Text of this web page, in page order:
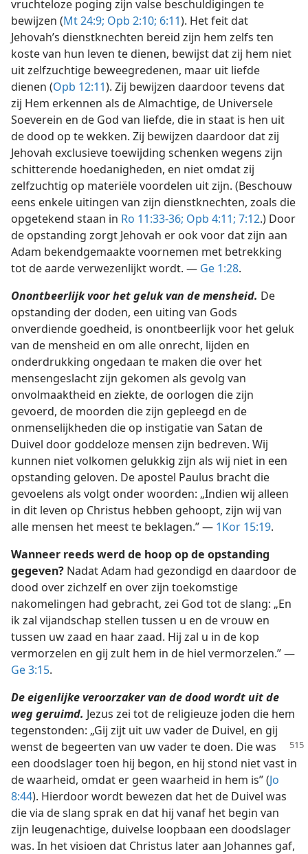
vruchteloze poging zijn valse beschuldigingen te
bewijzen (Mt 24:9; Opb 2:10; 6:11). Het feit dat
Jehovah’s dienstknechten bereid zijn hem zelfs ten
koste van hun leven te dienen, bewijst dat zij hem niet
uit zelfzuchtige beweegredenen, maar uit liefde
dienen (Opb 12:11). Zij bewijzen daardoor tevens dat
zij Hem erkennen als de Almachtige, de Universele
Soeverein en de God van liefde, die in staat is hen uit
de dood op te wekken. Zij bewijzen daardoor dat zij
Jehovah exclusieve toewijding schenken wegens zijn
schitterende hoedanigheden, en niet omdat zij
zelfzuchtig op materiële voordelen uit zijn. (Beschouw
eens enkele uitingen van zijn dienstknechten, zoals die
opgetekend staan in Ro 11:33-36; Opb 4:11; 7:12.) Door
de opstanding zorgt Jehovah er ook voor dat zijn aan
Adam bekendgemaakte voornemen met betrekking
tot de aarde verwezenlijkt wordt. — Ge 1:28.
Onontbeerlijk voor het geluk van de mensheid. De
opstanding der doden, een uiting van Gods
onverdiende goedheid, is onontbeerlijk voor het geluk
van de mensheid en om alle onrecht, lijden en
onderdrukking ongedaan te maken die over het
mensengeslacht zijn gekomen als gevolg van
onvolmaaktheid en ziekte, de oorlogen die zijn
gevoerd, de moorden die zijn gepleegd en de
onmenselijkheden die op instigatie van Satan de
Duivel door goddeloze mensen zijn bedreven. Wij
kunnen niet volkomen gelukkig zijn als wij niet in een
opstanding geloven. De apostel Paulus bracht die
gevoelens als volgt onder woorden: „Indien wij alleen
in dit leven op Christus hebben gehoopt, zijn wij van
alle mensen het meest te beklagen.” — 1Kor 15:19.
Wanneer reeds werd de hoop op de opstanding
gegeven? Nadat Adam had gezondigd en daardoor de
dood over zichzelf en over zijn toekomstige
nakomelingen had gebracht, zei God tot de slang: „En
ik zal vijandschap stellen tussen u en de vrouw en
tussen uw zaad en haar zaad. Hij zal u in de kop
vermorzelen en gij zult hem in de hiel vermorzelen.” —
Ge 3:15.
De eigenlijke veroorzaker van de dood wordt uit de
weg geruimd. Jezus zei tot de religieuze joden die hem
tegenstonden: „Gij zijt uit uw vader de Duivel, en gij
wenst de begeerten van uw vaderte doen. Die was
een doodslager toen hij begon, en hij stond niet vast in
de waarheid, omdat er geen waarheid in hem is” (Jo
8:44). Hierdoor wordt bewezen dat het de Duivel was
die via de slang sprak en dat hij vanaf het begin van
zijn leugenachtige, duivelse loopbaan een doodslager
was. In het visioen dat Christus later aan Johannes gaf,